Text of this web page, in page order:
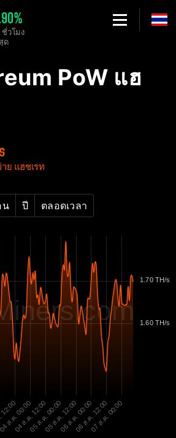
ชั่วโมง
ด
PoW แฮ
าย แฮชเรท
น ปี ตลอดเวลา
.ค. 00:00
04 ส.ค. 12:00
05 ส.ค. 00:00
05 ส.ค. 12:00
06 ส.ค. 00:00
06 ส.ค. 12:00
07 ส.ค. 00:00
1.60 TH/s
1.70 TH/s